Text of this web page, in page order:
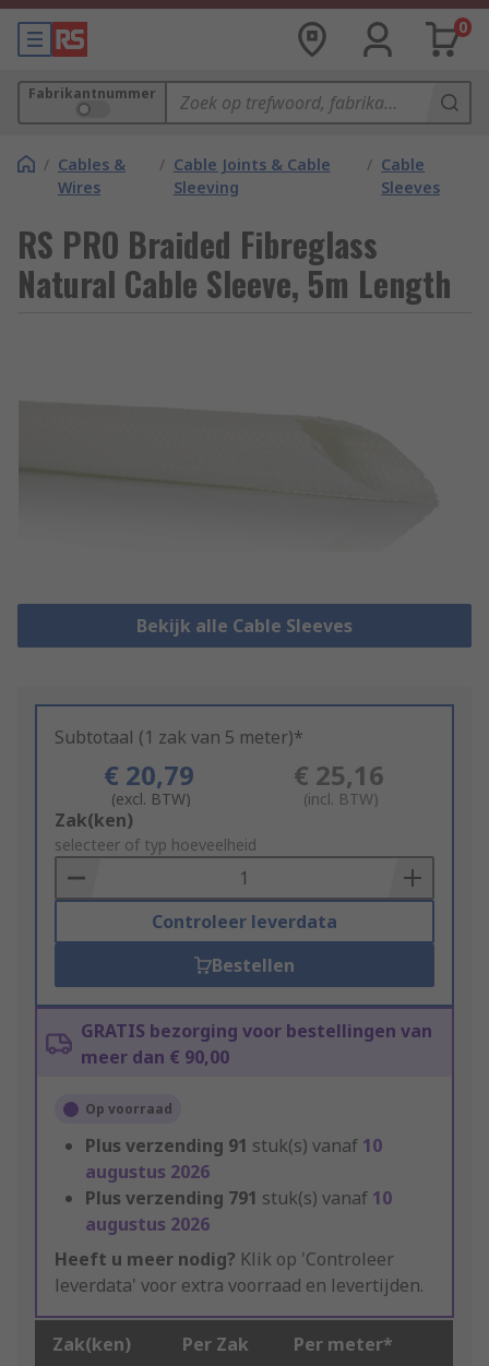
0
Fabrikantnummer
/ Cables &
Wires
/ Cable Joints & Cable
Sleeving
/ Cable
Sleeves
RS PRO Braided Fibreglass
Natural Cable Sleeve, 5m Length
Bekijk alle Cable Sleeves
Subtotaal (1 zak van 5 meter)*
€ 20,79
(excl. BTW)
€ 25,16
(incl. BTW)
Add
to
Basket
Zak(ken)
selecteer of typ hoeveelheid
Controleer leverdata
Bestellen
GRATIS bezorging voor bestellingen van
meer dan € 90,00
Op voorraad
Plus verzending 91 stuk(s) vanaf 10
augustus 2026
Plus verzending 791 stuk(s) vanaf 10
augustus 2026
Heeft u meer nodig? Klik op 'Controleer
leverdata' voor extra voorraad en levertijden.
Zak(ken) Per Zak Per meter*